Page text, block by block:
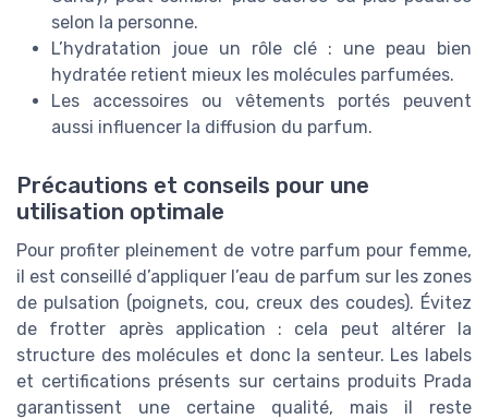
selon la personne.
L’hydratation joue un rôle clé : une peau bien
hydratée retient mieux les molécules parfumées.
Les accessoires ou vêtements portés peuvent
aussi influencer la diffusion du parfum.
Précautions et conseils pour une
utilisation optimale
Pour profiter pleinement de votre parfum pour femme,
il est conseillé d’appliquer l’eau de parfum sur les zones
de pulsation (poignets, cou, creux des coudes). Évitez
de frotter après application : cela peut altérer la
structure des molécules et donc la senteur. Les labels
et certifications présents sur certains produits Prada
garantissent une certaine qualité, mais il reste